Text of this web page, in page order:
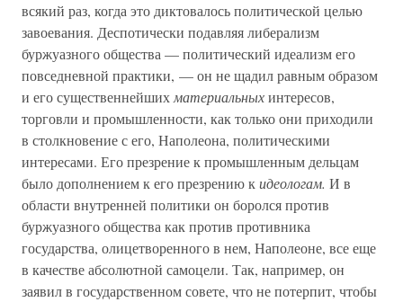
всякий раз, когда это диктовалось политической целью
завоевания. Деспотически подавляя либерализм
буржуазного общества — политический идеализм его
повседневной практики, — он не щадил равным образом
и его существеннейших материальныхинтересов,
торговли и промышленности, как только они приходили
в столкновение с его, Наполеона, политическими
интересами. Его презрение к промышленным дельцам
было дополнением к его презрению кидеологам. И в
области внутренней политики он боролся против
буржуазного общества как против противника
государства, олицетворенного в нем, Наполеоне, все еще
в качестве абсолютной самоцели. Так, например, он
заявил в государственном совете, что не потерпит, чтобы